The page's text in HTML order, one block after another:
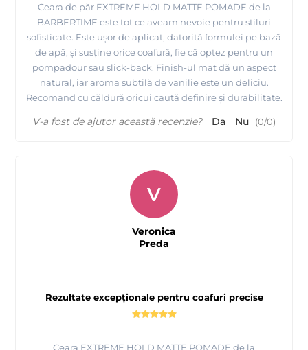
Ceara de păr EXTREME HOLD MATTE POMADE de la
BARBERTIME este tot ce aveam nevoie pentru stiluri
sofisticate. Este ușor de aplicat, datorită formulei pe bază
de apă, și susține orice coafură, fie că optez pentru un
pompadour sau slick-back. Finish-ul mat dă un aspect
natural, iar aroma subtilă de vanilie este un deliciu.
Recomand cu căldură oricui caută definire și durabilitate.
V-a fost de ajutor această recenzie? Da Nu (0/0)
Rezultate excepționale pentru coafuri precise
Ceara EXTREME HOLD MATTE POMADE de la
V
Veronica
Preda